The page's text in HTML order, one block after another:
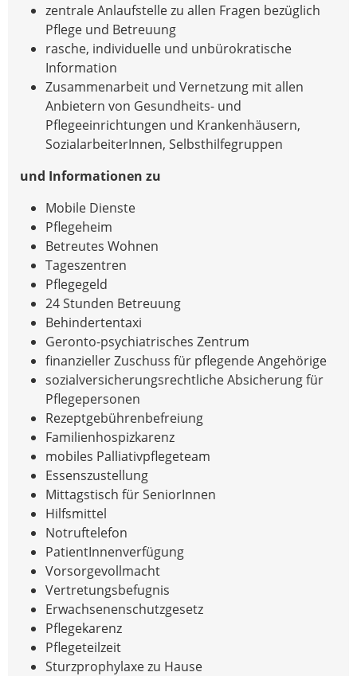
zentrale Anlaufstelle zu allen Fragen bezüglich
Pflege und Betreuung
rasche, individuelle und unbürokratische
Information
Zusammenarbeit und Vernetzung mit allen
Anbietern von Gesundheits- und
Pflegeeinrichtungen und Krankenhäusern,
SozialarbeiterInnen, Selbsthilfegruppen
und Informationen zu
Mobile Dienste
Pflegeheim
Betreutes Wohnen
Tageszentren
Pflegegeld
24 Stunden Betreuung
Behindertentaxi
Geronto-psychiatrisches Zentrum
finanzieller Zuschuss für pflegende Angehörige
sozialversicherungsrechtliche Absicherung für
Pflegepersonen
Rezeptgebührenbefreiung
Familienhospizkarenz
mobiles Palliativpflegeteam
Essenszustellung
Mittagstisch für SeniorInnen
Hilfsmittel
Notruftelefon
PatientInnenverfügung
Vorsorgevollmacht
Vertretungsbefugnis
Erwachsenenschutzgesetz
Pflegekarenz
Pflegeteilzeit
Sturzprophylaxe zu Hause